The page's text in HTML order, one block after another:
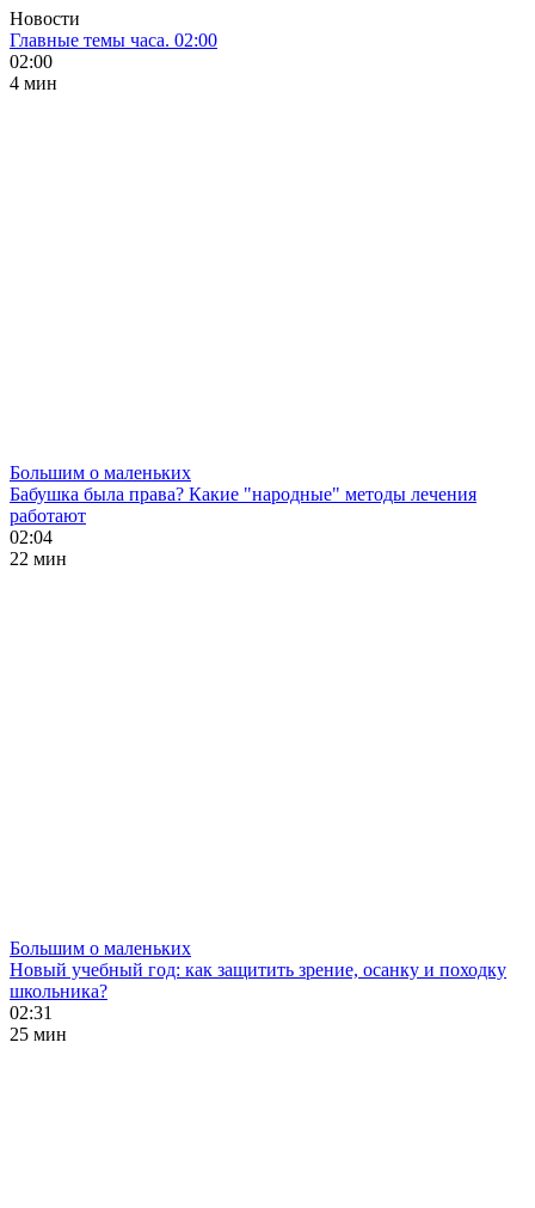
Новости
Главные темы часа. 02:00
02:00
4 мин
Большим о маленьких
Бабушка была права? Какие "народные" методы лечения
работают
02:04
22 мин
Большим о маленьких
Новый учебный год: как защитить зрение, осанку и походку
школьника?
02:31
25 мин